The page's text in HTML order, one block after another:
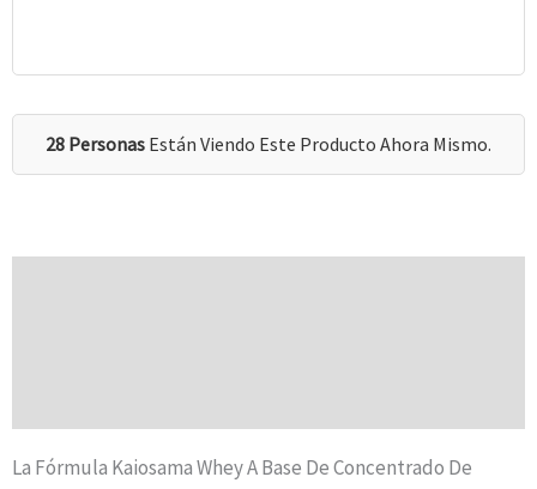
28 Personas Están Viendo Este Producto Ahora Mismo.
La Fórmula Kaiosama Whey A Base De Concentrado De